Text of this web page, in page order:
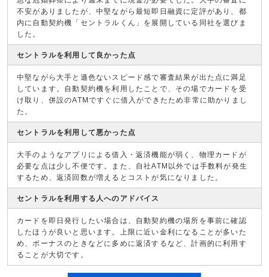
不安がありましたが、中堅ながら最短即日融資に定評があり、都
内に自動契約機「セントラルくん」を展開している同社を選びま
した。
セントラルを利用して良かった点
中堅ながら大手と遜色ないスピード感で審査結果が出た点に満足
しています。自動契約機を利用したことで、その場でカードを受
け取り、併設のATMですぐに借入ができたため非常に助かりまし
た。
セントラルを利用して悪かった点
大手のようなアプリによる借入・返済機能が弱く、物理カードが
必要な点は少し不便です。また、自社ATM以外では手数料が発生
するため、返済回数が増えるとコストが気になりました。
セントラルを利用する人へのアドバイス
カードを即日発行したい場合は、自動契約機の場所を事前に確認
したほうが良いと思います。上限に近い金利になることが多いた
め、ボーナスのときなどに多めに返済するなど、計画的に利用す
ることが大切です。